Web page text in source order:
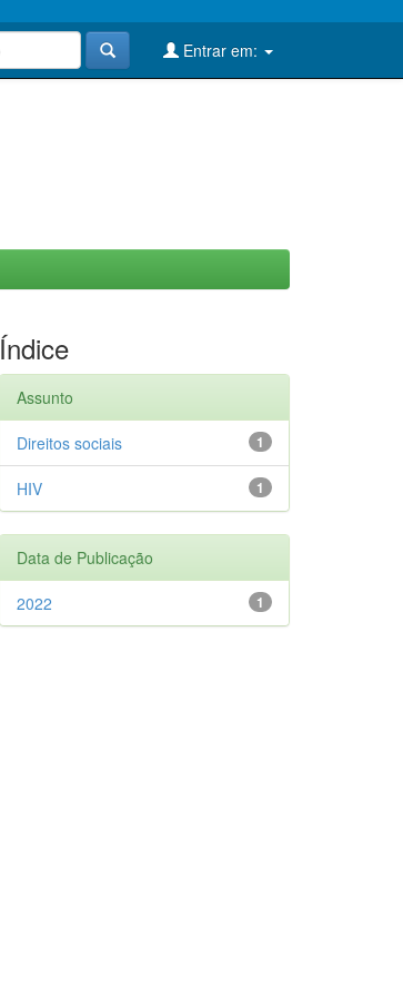
Entrar em:
Índice
Assunto
1
Direitos sociais
1
HIV
Data de Publicação
1
2022